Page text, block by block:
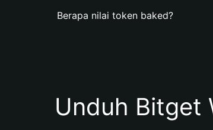
Berapa nilai token baked?
Unduh Bitget